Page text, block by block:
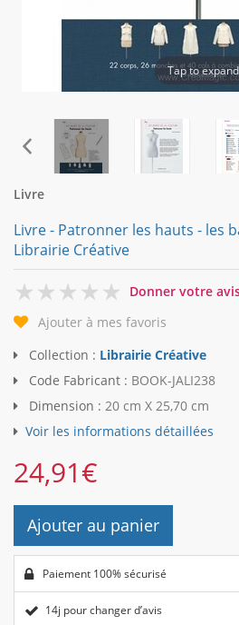
Tap to expand
Livre
Livre - Patronner les hauts - les
Librairie Créative
0
Donner votre
Ajouter à mes favoris
Collection : Librairie Créative
Code Fabricant : BOOK-JALI238
Dimension : 20 cm X 25,70 cm
Voir les informations détaillées
24,91€
Ajouter au panier
Paiement 100% sécurisé
14j pour changer d’avis